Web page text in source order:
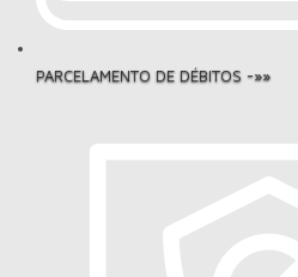
PARCELAMENTO DE DÉBITOS -»»